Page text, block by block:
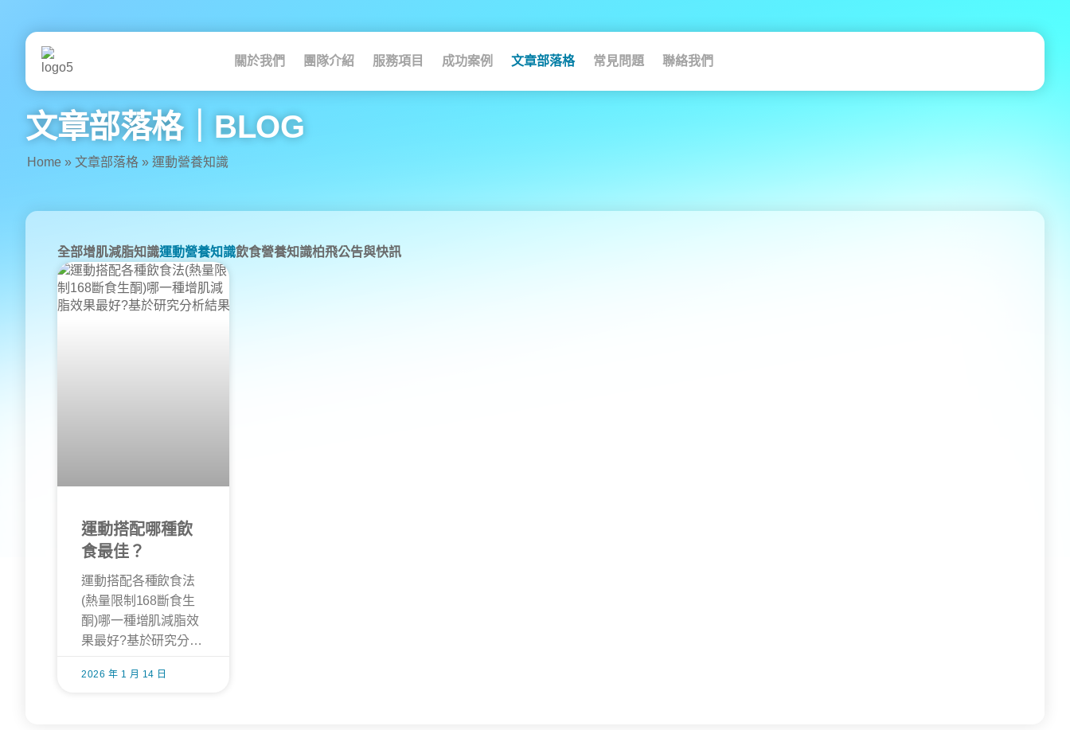
關於我們 團隊介紹 服務項目 成功案例 文章部落格 常見問題 聯絡我們
文章部落格｜BLOG
Home » 文章部落格 » 運動營養知識
全部增肌減脂知識運動營養知識飲食營養知識柏飛公告與快訊
運動搭配哪種飲
食最佳？
運動搭配各種飲食法
(熱量限制168斷食生
酮)哪一種增肌減脂效
果最好?基於研究分析
2026 年 1 月 14 日